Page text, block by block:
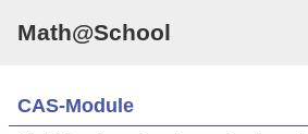
CAS-Module
Math@School